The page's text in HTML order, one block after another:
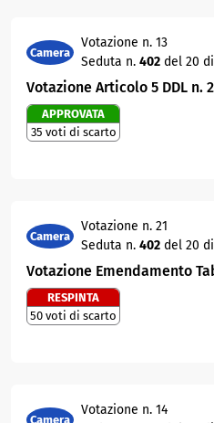
Camera
Votazione n. 13
Seduta n. 402 del 20
Votazione Articolo 5 DDL n.
APPROVATA
35 voti di scarto
Camera
Votazione n. 21
Seduta n. 402 del 20
Votazione Emendamento
RESPINTA
50 voti di scarto
Camera
Votazione n. 14